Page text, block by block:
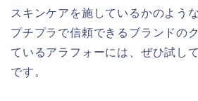
スキンケアを施しているかのよう
プチプラで信頼できるブランドの
ているアラフォーには、ぜひ試し
です。